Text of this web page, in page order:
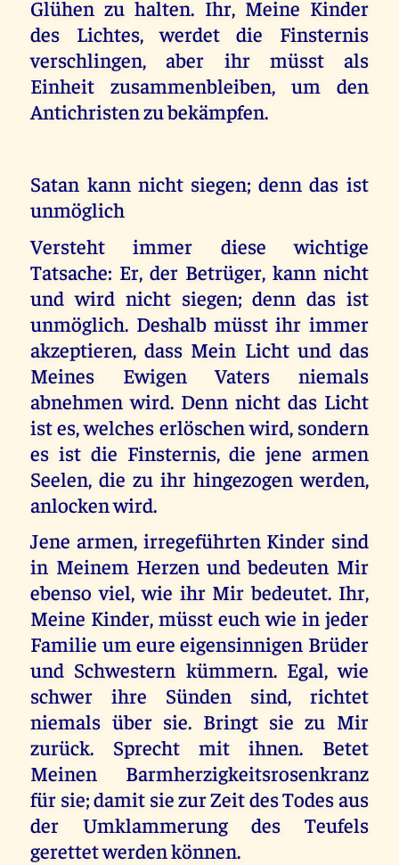
Glühen zu halten. Ihr, Meine Kinder
des Lichtes, werdet die Finsternis
verschlingen, aber ihr müsst als
Einheit zusammenbleiben, um den
Antichristen zu bekämpfen.
Satan kann nicht siegen; denn das ist
unmöglich
Versteht immer diese wichtige
Tatsache: Er, der Betrüger, kann nicht
und wird nicht siegen; denn das ist
unmöglich. Deshalb müsst ihr immer
akzeptieren, dass Mein Licht und das
Meines Ewigen Vaters niemals
abnehmen wird. Denn nicht das Licht
ist es, welches erlöschen wird, sondern
es ist die Finsternis, die jene armen
Seelen, die zu ihr hingezogen werden,
anlocken wird.
Jene armen, irregeführten Kinder sind
in Meinem Herzen und bedeuten Mir
ebenso viel, wie ihr Mir bedeutet. Ihr,
Meine Kinder, müsst euch wie in jeder
Familie um eure eigensinnigen Brüder
und Schwestern kümmern. Egal, wie
schwer ihre Sünden sind, richtet
niemals über sie. Bringt sie zu Mir
zurück. Sprecht mit ihnen. Betet
Meinen Barmherzigkeitsrosenkranz
für sie; damit sie zur Zeit des Todes aus
der Umklammerung des Teufels
gerettet werden können.